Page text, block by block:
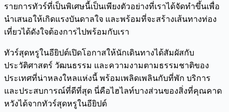
รายการทัวร์ที่เป็นพิเศษนี้เป็นเพียงตัวอย่างที่เราได้จัดทำขึ้นเพื่อ
นำเสนอให้เกิดแรงบันดาลใจ และพร้อมที่จะสร้างเส้นทางท่อง
เที่ยวได้ดังใจต้องการไปพร้อมกับเรา
ทัวร์สุดหรูในอียิปต์เปิดโอกาสให้นักเดินทางได้สัมผัสกับ
ประวัติศาสตร์ วัฒนธรรม และความงามตามธรรมชาติของ
ประเทศที่น่าหลงใหลแห่งนี้ พร้อมเพลิดเพลินกับที่พัก บริการ
และประสบการณ์ที่ดีที่สุด นี่คือไฮไลท์บางส่วนของสิ่งที่คุณคาด
หวังได้จากทัวร์สุดหรูในอียิปต์